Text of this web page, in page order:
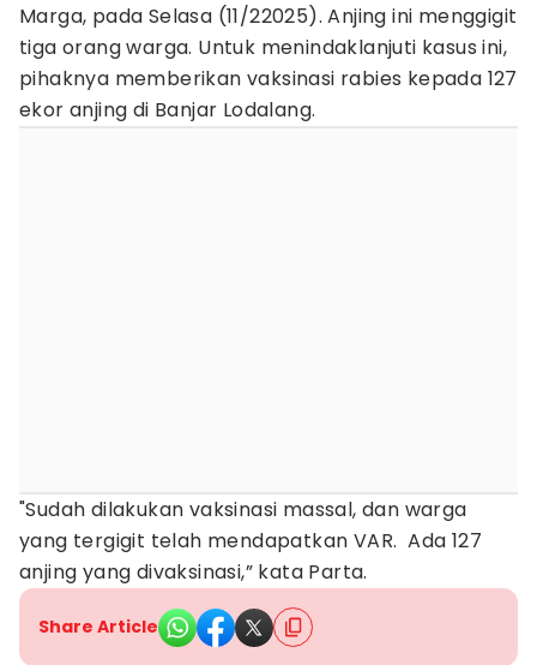
Marga, pada Selasa (11/22025). Anjing ini menggigit
tiga orang warga. Untuk menindaklanjuti kasus ini,
pihaknya memberikan vaksinasi rabies kepada 127
ekor anjing di Banjar Lodalang.
"Sudah dilakukan vaksinasi massal, dan warga
yang tergigit telah mendapatkan VAR. Ada 127
anjing yang divaksinasi,” kata Parta.
Share Article